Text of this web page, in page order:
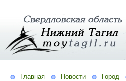
Главная Новости Город